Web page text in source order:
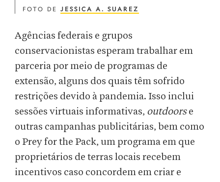
FOTO DE JESSICA A. SUAREZ
Agências federais e grupos
conservacionistas esperam trabalhar em
parceria por meio de programas de
extensão, alguns dos quais têm sofrido
restrições devido à pandemia. Isso inclui
sessões virtuais informativas, outdoorse
outras campanhas publicitárias, bem como
o Prey for the Pack, um programa em que
proprietários de terras locais recebem
incentivos caso concordem em criar e